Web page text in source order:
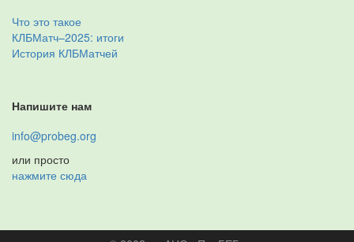
Что это такое
КЛБМатч–2025: итоги
История КЛБМатчей
Напишите нам
info@probeg.org
или просто
нажмите сюда